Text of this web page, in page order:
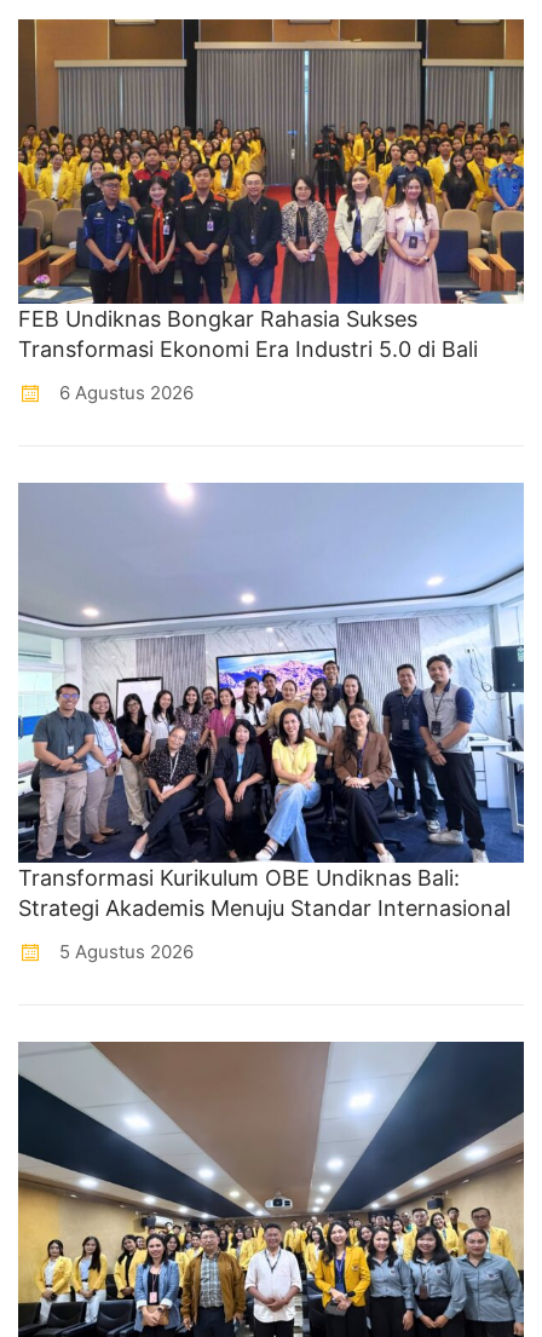
FEB Undiknas Bongkar Rahasia Sukses
Transformasi Ekonomi Era Industri 5.0 di Bali
6 Agustus 2026
Transformasi Kurikulum OBE Undiknas Bali:
Strategi Akademis Menuju Standar Internasional
5 Agustus 2026